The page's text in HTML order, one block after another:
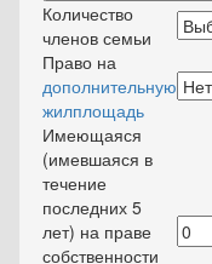
Количество
членов семьи
Право на
дополнительную
жилплощадь
Имеющаяся
(имевшаяся в
течение
последних 5
лет) на праве
собственности